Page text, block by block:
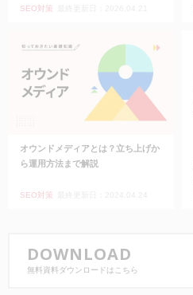
SEO対策
オウンドメディアとは？立ち上げか
ら運用方法まで解説
SEO対策
DOWNLOAD
無料資料ダウンロードはこちら